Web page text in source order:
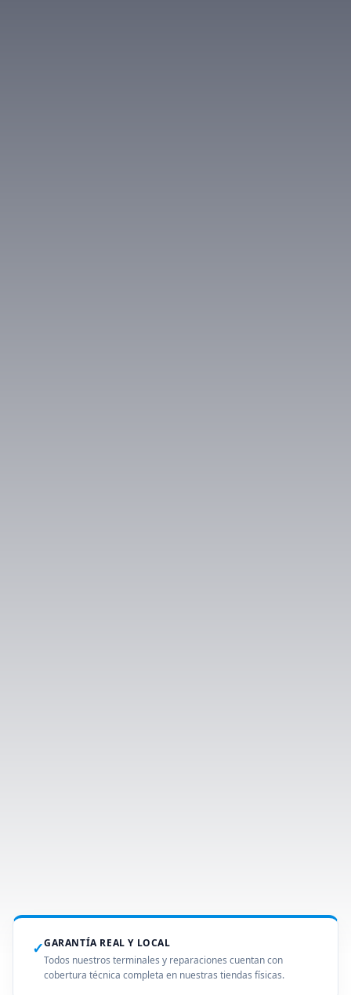
✓GARANTÍA REAL Y LOCAL
Todos nuestros terminales y reparaciones cuentan con
cobertura técnica completa en nuestras tiendas físicas.